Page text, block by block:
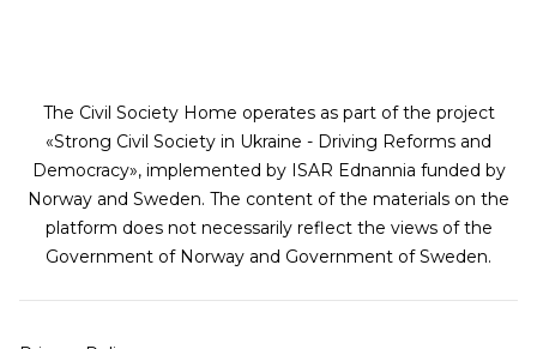
The Civil Society Home operates as part of the project
«Strong Civil Society in Ukraine - Driving Reforms and
Democracy», implemented by ISAR Ednannia funded by
Norway and Sweden. The content of the materials on the
platform does not necessarily reflect the views of the
Government of Norway and Government of Sweden.